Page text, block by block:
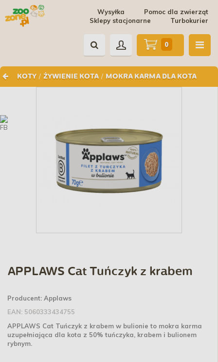
Pomoc dla zwierząt
Wysyłka
Turbokurier
Sklepy stacjonarne
KOTY / ŻYWIENIE KOTA / MOKRA KARMA DLA KOTA
0
APPLAWS Cat Tuńczyk z krabem
Producent: Applaws
EAN: 5060333434755
APPLAWS Cat Tuńczyk z krabem w bulionie to mokra karma
uzupełniająca dla kota z 50% tuńczyka, krabem i bulionem
rybnym.